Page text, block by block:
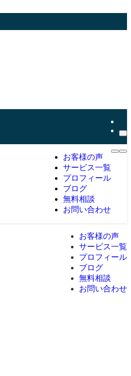
お客様の声
サービス一覧
プロフィール
ブログ
無料相談
お問い合わせ
お客様の声
サービス一覧
プロフィール
ブログ
無料相談
お問い合わせ